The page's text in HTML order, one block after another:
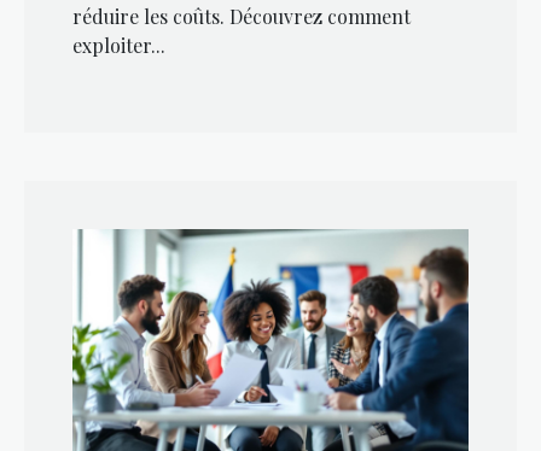
réduire les coûts. Découvrez comment
exploiter...